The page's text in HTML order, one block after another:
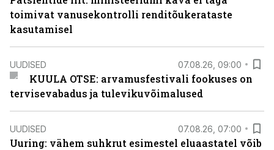
toimivat vanusekontrolli renditõukerataste
kasutamisel
UUDISED 07.08.26, 09:00
KUULA OTSE: arvamusfestivali fookuses on
tervisevabadus ja tulevikuvõimalused
UUDISED 07.08.26, 07:00
Uuring: vähem suhkrut esimestel eluaastatel võib